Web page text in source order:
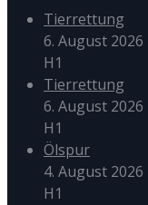
Tierrettung
6. August 2026
H1
Tierrettung
6. August 2026
H1
Ölspur
4. August 2026
H1